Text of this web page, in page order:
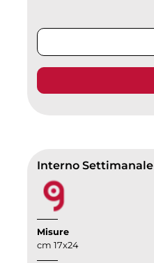
Interno Settimanale
Misure
cm 17x24